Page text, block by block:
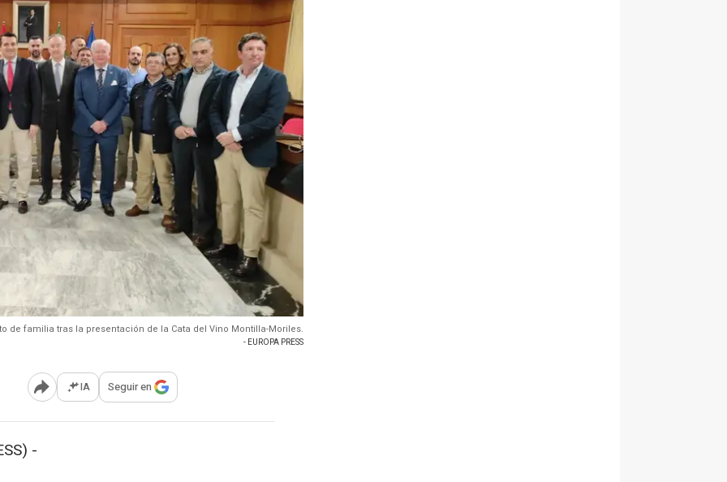
de familia tras la presentación de la Cata del Vino Montilla-Moriles.
- EUROPA PRESS
Abrir opciones para compartir
IA Seguir en
-